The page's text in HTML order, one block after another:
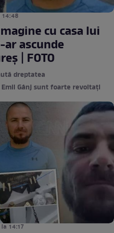
14:48
cu casa lui
ar ascunde
| FOTO
dreptatea
Gânj sunt foarte revoltați
14:17